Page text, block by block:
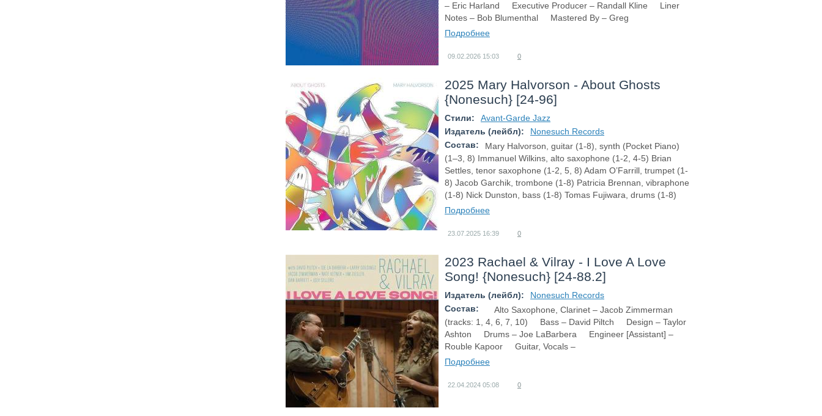
– Eric Harland Executive Producer – Randall Kline Liner
Notes – Bob Blumenthal Mastered By – Greg
Подробнее
09.02.2026 15:03 0
2025 Mary Halvorson - About Ghosts
{Nonesuch} [24-96]
Стили:
Avant-Garde Jazz
Издатель (лейбл):
Nonesuch Records
Состав:
Mary Halvorson, guitar (1-8), synth (Pocket Piano)
(1–3, 8) Immanuel Wilkins, alto saxophone (1-2, 4-5) Brian
Settles, tenor saxophone (1-2, 5, 8) Adam O’Farrill, trumpet (1-
8) Jacob Garchik, trombone (1-8) Patricia Brennan, vibraphone
(1-8) Nick Dunston, bass (1-8) Tomas Fujiwara, drums (1-8)
Подробнее
23.07.2025 16:39 0
2023 Rachael & Vilray - I Love A Love
Song! {Nonesuch} [24-88.2]
Издатель (лейбл):
Nonesuch Records
Состав:
Alto Saxophone, Clarinet – Jacob Zimmerman
(tracks: 1, 4, 6, 7, 10) Bass – David Piltch Design – Taylor
Ashton Drums – Joe LaBarbera Engineer [Assistant] –
Rouble Kapoor Guitar, Vocals –
Подробнее
22.04.2024 05:08 0